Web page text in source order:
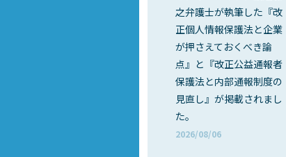
之弁護士が執筆した『改
正個人情報保護法と企業
が押さえておくべき論
点』と『改正公益通報者
保護法と内部通報制度の
見直し』が掲載されまし
た。
2026/08/06